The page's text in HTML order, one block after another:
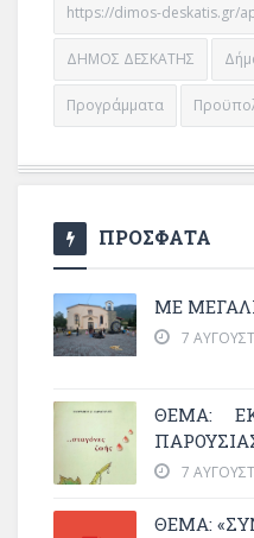
https://dimos-deskatis.gr/
ΔΗΜΟΣ ΔΕΣΚΑΤΗΣ
Προγράμματα
ΠΡΟΣΦΑΤΑ
ΜΕ
7
ΘΈΜΑ:
7
ΘΕΜΑ: